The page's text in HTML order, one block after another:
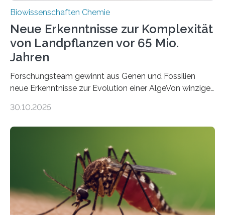
Biowissenschaften Chemie
Neue Erkenntnisse zur Komplexität
von Landpflanzen vor 65 Mio.
Jahren
Forschungsteam gewinnt aus Genen und Fossilien
neue Erkenntnisse zur Evolution einer AlgeVon winzigen
Landpflanzen zählen zu den komplexesten
Grünalgen, die vor Hunderten von Millionen Jahren
lebten. Unter den Vorfahren sticht eine Gruppe heraus,
die noch heute in der Natur vorkommt: die
Süßwasseralge Coleochaetophyceae. Einige Arten
dieser Gruppe bilden aus Zellfäden dichte Geflechte
mit scheibenförmiger Gestalt. Was auffällig ist: Die
30.10.2025